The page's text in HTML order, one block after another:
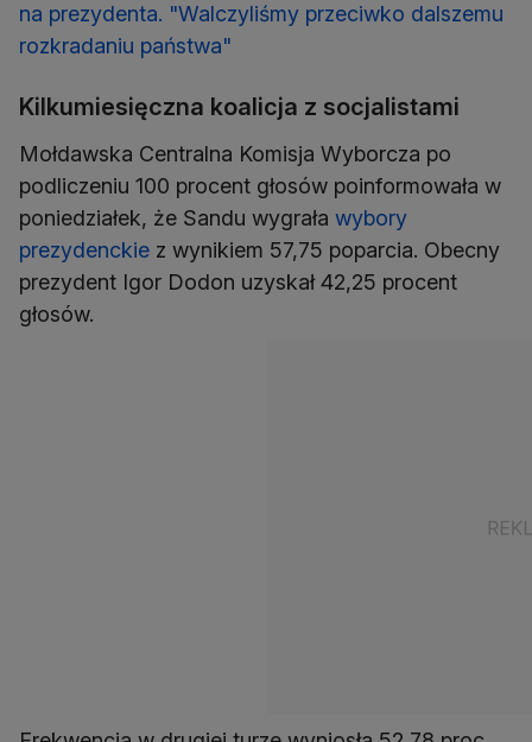
na prezydenta. "Walczyliśmy przeciwko dalszemu
rozkradaniu państwa"
Kilkumiesięczna koalicja z socjalistami
Mołdawska Centralna Komisja Wyborcza po
podliczeniu 100 procent głosów poinformowała w
poniedziałek, że Sandu wygrała wybory
prezydenckie z wynikiem 57,75 poparcia. Obecny
prezydent Igor Dodon uzyskał 42,25 procent
głosów.